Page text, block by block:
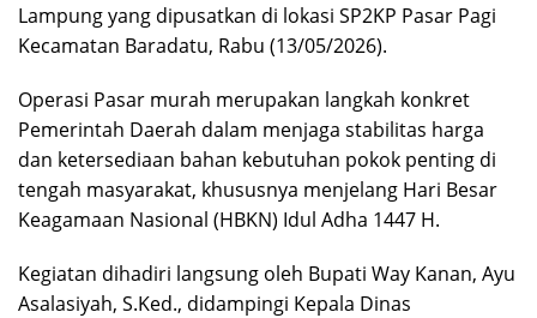
Lampung yang dipusatkan di lokasi SP2KP Pasar Pagi
Kecamatan Baradatu, Rabu (13/05/2026).
Operasi Pasar murah merupakan langkah konkret
Pemerintah Daerah dalam menjaga stabilitas harga
dan ketersediaan bahan kebutuhan pokok penting di
tengah masyarakat, khususnya menjelang Hari Besar
Keagamaan Nasional (HBKN) Idul Adha 1447 H.
Kegiatan dihadiri langsung oleh Bupati Way Kanan, Ayu
Asalasiyah, S.Ked., didampingi Kepala Dinas